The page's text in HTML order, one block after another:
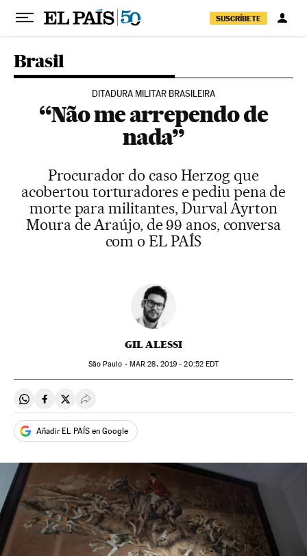
Pular para o conteúdo
SUSCRÍBETE
Brasil
DITADURA MILITAR BRASILEIRA
“Não me arrependo de
nada”
Procurador do caso Herzog que
acobertou torturadores e pediu pena de
morte para militantes, Durval Ayrton
Moura de Araújo, de 99 anos, conversa
com o EL PAÍS
GIL ALESSI
São Paulo - MAR 28, 2019 - 20:52EDT
Compartir en Whatsapp
Compartir en Facebook
Compartir en Twitter
Desplegar Redes Sociales
Añadir EL PAÍS en Google